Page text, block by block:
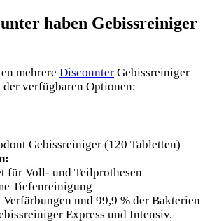
haben Gebissreiniger
mehrere Discounter Gebissreiniger
verfügbaren Optionen:
Gebissreiniger (120 Tabletten)
für Voll- und Teilprothesen
Tiefenreinigung
und 99,9 % der Bakterien
Express und Intensiv.